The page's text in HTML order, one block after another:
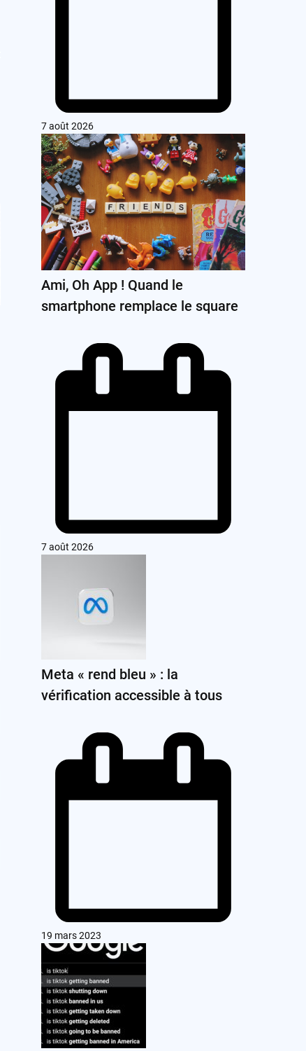
7 août 2026
Ami, Oh App ! Quand le
smartphone remplace le square
7 août 2026
Meta « rend bleu » : la
vérification accessible à tous
19 mars 2023